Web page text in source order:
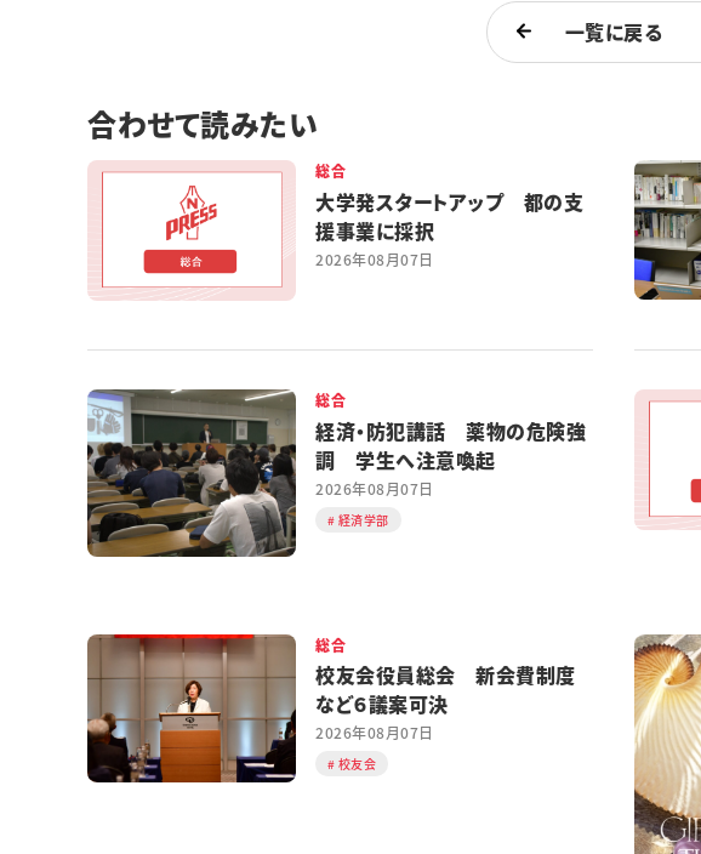
一覧に戻る
合わせて読みたい
総合
大学発スタートアップ 都の支
援事業に採択
2026年08月07日
総合
経済・防犯講話 薬物の危険強
調 学生へ注意喚起
2026年08月07日
経済学部
総合
校友会役員総会 新会費制度
など６議案可決
2026年08月07日
校友会